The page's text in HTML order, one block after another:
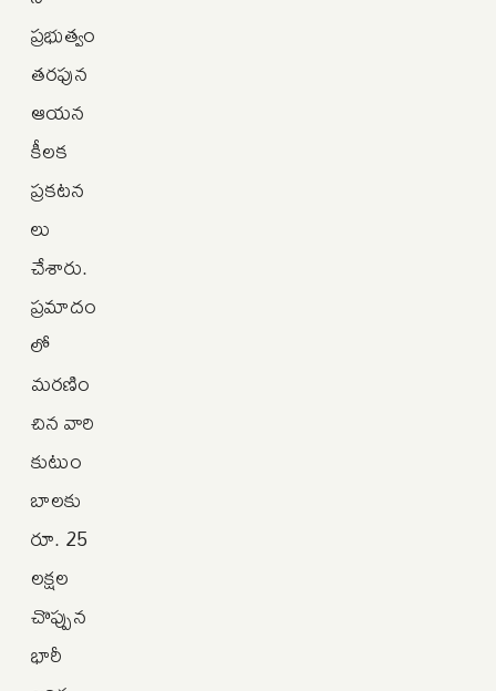
ప్రభుత్వం
తరఫున
ఆయన
కీలక
ప్రకటన
లు
చేశారు.
ప్రమాదం
లో
మరణిం
చిన వారి
కుటుం
బాలకు
రూ. 25
లక్షల
చొప్పున
భారీ